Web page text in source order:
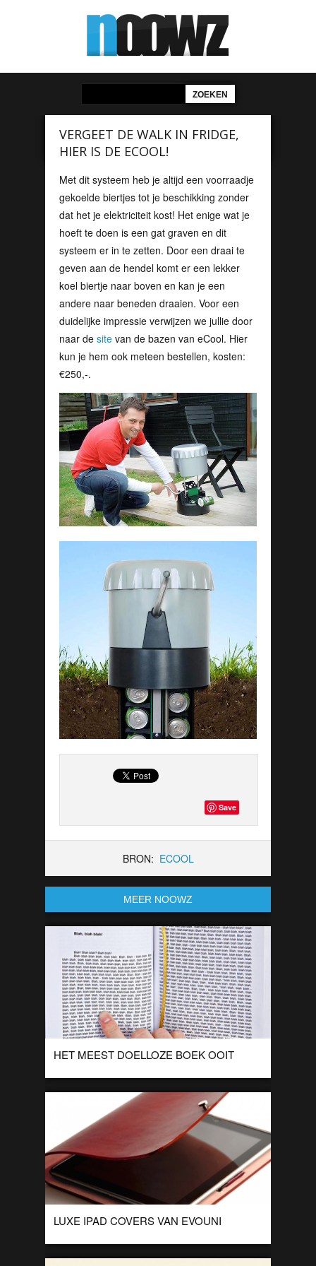
VERGEET DE WALK IN FRIDGE,
HIER IS DE ECOOL!
Met dit systeem heb je altijd een voorraadje
gekoelde biertjes tot je beschikking zonder
dat het je elektriciteit kost! Het enige wat je
hoeft te doen is een gat graven en dit
systeem er in te zetten. Door een draai te
geven aan de hendel komt er een lekker
koel biertje naar boven en kan je een
andere naar beneden draaien. Voor een
duidelijke impressie verwijzen we jullie door
naar de site van de bazen van eCool. Hier
kun je hem ook meteen bestellen, kosten:
€250,-.
Save
BRON: ECOOL
MEER NOOWZ
HET MEEST DOELLOZE BOEK OOIT
De designer GogelMogel maakte met zijn laatste project het
Blah Blah Blah boek. Een boek met alleen de woorden Blah
LUXE IPAD COVERS VAN EVOUNI
Een luxe cover voor je iPad gemaakt van Italiaans kalfsleer.
De leren covers zijn gemaakt door Evouni en zijn hier te